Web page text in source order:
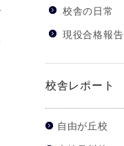
校舎の日常
現役合格報告
校舎レポート
自由が丘校